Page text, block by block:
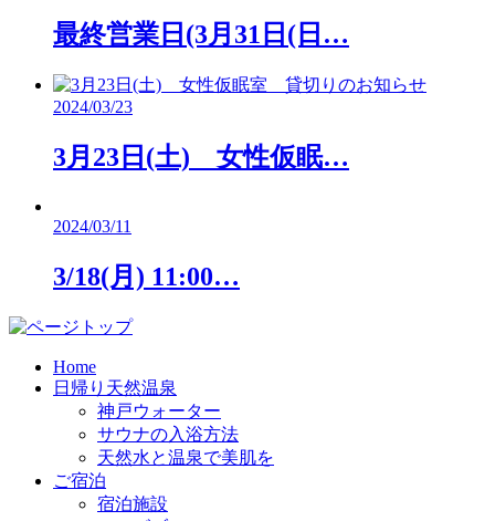
最終営業日(3月31日(日…
2024/03/23
3月23日(土) 女性仮眠…
2024/03/11
3/18(月) 11:00…
Home
日帰り天然温泉
神戸ウォーター
サウナの入浴方法
天然水と温泉で美肌を
ご宿泊
宿泊施設